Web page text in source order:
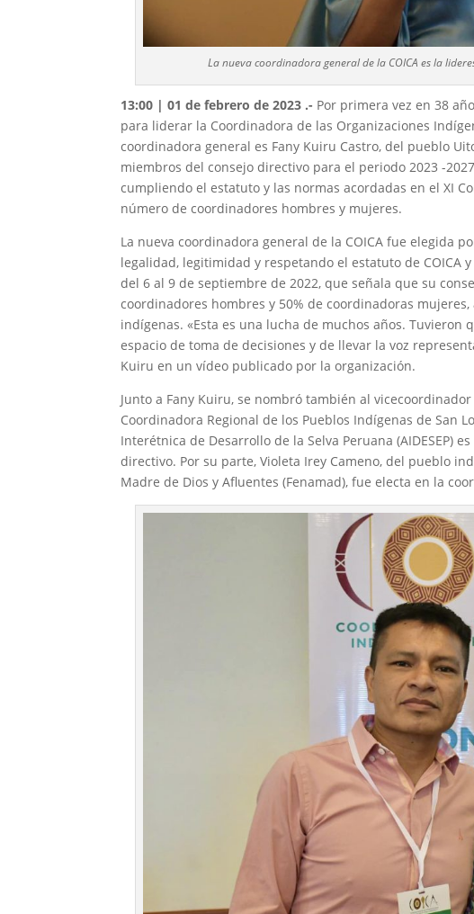
La nueva coordinadora general de la COICA es la
13:00 | 01 de febrero de 2023 .- Por primera vez en 38
para liderar la Coordinadora de las Organizaciones
coordinadora general es Fany Kuiru Castro, del pueblo
miembros del consejo directivo para el periodo 2023 -
cumpliendo el estatuto y las normas acordadas en el XI
número de coordinadores hombres y mujeres.
La nueva coordinadora general de la COICA fue elegida
legalidad, legitimidad y respetando el estatuto de COICA
del 6 al 9 de septiembre de 2022, que señala que su
coordinadores hombres y 50% de coordinadoras
indígenas. «Esta es una lucha de muchos años.
espacio de toma de decisiones y de llevar la voz
Kuiru en un vídeo publicado por la organización.
Junto a Fany Kuiru, se nombró también al
Coordinadora Regional de los Pueblos Indígenas de San
Interétnica de Desarrollo de la Selva Peruana (AIDESEP)
directivo. Por su parte, Violeta Irey Cameno, del pueblo
Madre de Dios y Afluentes (Fenamad), fue electa en la